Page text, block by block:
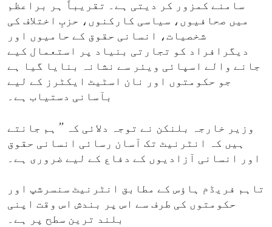
سامنے کمزور کر دیتی ہے۔ تقریباً ہر براعظم
میں صحافیوں، سیاسی کارکنوں، حزبِ اختلاف کی
شخصیات، انسانی حقوق کے حامیوں اور
دیگرافراد کو تجارتی بنیاد پر استعمال کیے
جانے والے اسپائی ویئر سے نشانہ بنایا گیا ہے
جو حکومتوں اور نان اسٹیٹ ایکٹرز کے لیے
بآسانی دستیاب ہے۔
وزیر خارجہ بلنکن نے توجہ دلائی کہ ’’ ہم جانتے
ہیں کہ انٹرنیٹ تک آسان رسائی انسانی حقوق
اور انسانی آزادیوں کے دفاع کے لیے ضروری ہے۔
تاہم فریڈم ہاؤس کے مطابق انٹرنیٹ سنسرشپ اور
حکومتوں کی طرف سے اس پر بندش اس وقت اپنی
بلند ترین سطح پر ہے۔